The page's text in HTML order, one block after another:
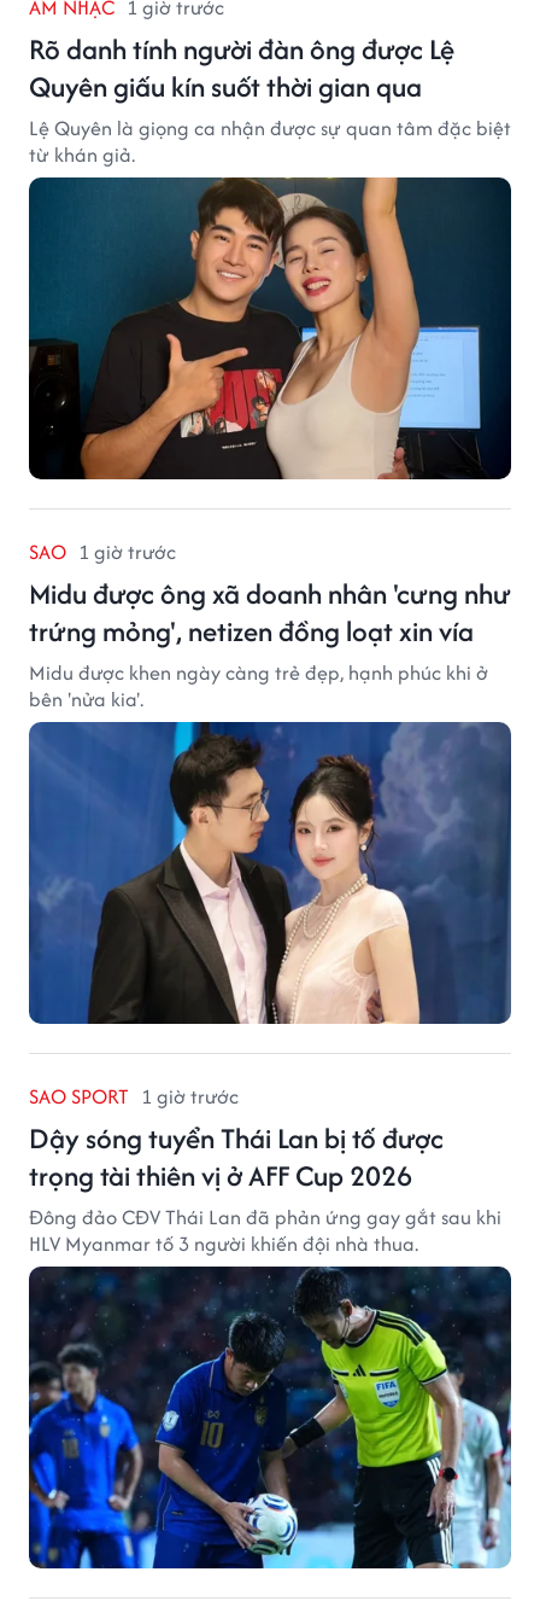
ÂM NHẠC 1 giờ trước
Rõ danh tính người đàn ông được Lệ
Quyên giấu kín suốt thời gian qua
Lệ Quyên là giọng ca nhận được sự quan tâm đặc biệt
từ khán giả.
SAO 1 giờ trước
Midu được ông xã doanh nhân 'cưng như
trứng mỏng', netizen đồng loạt xin vía
Midu được khen ngày càng trẻ đẹp, hạnh phúc khi ở
bên 'nửa kia'.
SAO SPORT 1 giờ trước
Dậy sóng tuyển Thái Lan bị tố được
trọng tài thiên vị ở AFF Cup 2026
Đông đảo CĐV Thái Lan đã phản ứng gay gắt sau khi
HLV Myanmar tố 3 người khiến đội nhà thua.